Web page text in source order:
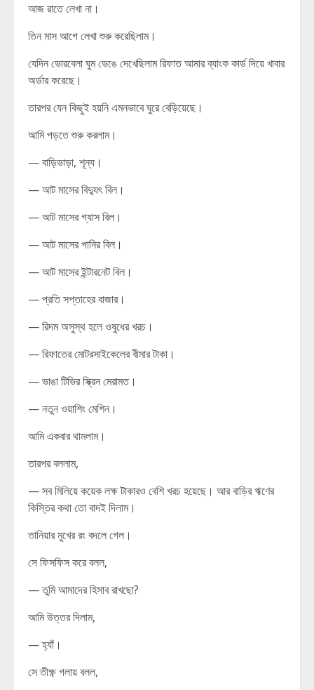
আজ রাতে লেখা না।
তিন মাস আগে লেখা শুরু করেছিলাম।
যেদিন ভোরবেলা ঘুম ভেঙে দেখেছিলাম রিফাত আমার ব্যাংক কার্ড দিয়ে খাবার
অর্ডার করেছে।
তারপর যেন কিছুই হয়নি এমনভাবে ঘুরে বেড়িয়েছে।
আমি পড়তে শুরু করলাম।
— বাড়িভাড়া, শূন্য।
— আট মাসের বিদ্যুৎ বিল।
— আট মাসের গ্যাস বিল।
— আট মাসের পানির বিল।
— আট মাসের ইন্টারনেট বিল।
— প্রতি সপ্তাহের বাজার।
— রিদম অসুস্থ হলে ওষুধের খরচ।
— রিফাতের মোটরসাইকেলের বীমার টাকা।
— ভাঙা টিভির স্ক্রিন মেরামত।
— নতুন ওয়াশিং মেশিন।
আমি একবার থামলাম।
তারপর বললাম,
— সব মিলিয়ে কয়েক লক্ষ টাকারও বেশি খরচ হয়েছে। আর বাড়ির ঋণের
কিস্তির কথা তো বাদই দিলাম।
তানিয়ার মুখের রং বদলে গেল।
সে ফিসফিস করে বলল,
— তুমি আমাদের হিসাব রাখছো?
আমি উত্তর দিলাম,
— হ্যাঁ।
সে তীক্ষ্ণ গলায় বলল,